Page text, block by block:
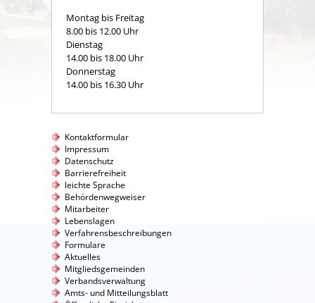
Montag bis Freitag
8.00 bis 12.00 Uhr
Dienstag
14.00 bis 18.00 Uhr
Donnerstag
14.00 bis 16.30 Uhr
Kontaktformular
Impressum
Datenschutz
Barrierefreiheit
leichte Sprache
Behördenwegweiser
Mitarbeiter
Lebenslagen
Verfahrensbeschreibungen
Formulare
Aktuelles
Mitgliedsgemeinden
Verbandsverwaltung
Amts- und Mitteilungsblatt